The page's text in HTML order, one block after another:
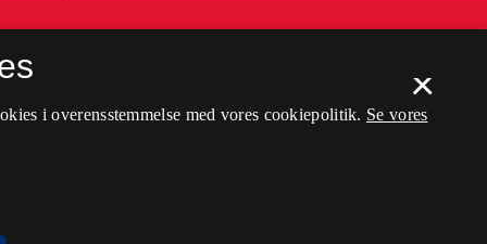
×
i overensstemmelse med vores cookiepolitik. Se vores